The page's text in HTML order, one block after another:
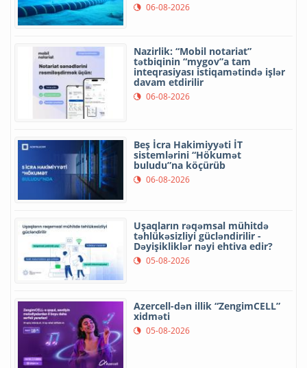
06-08-2026
Nazirlik: “Mobil notariat”
tətbiqinin “mygov”a tam
inteqrasiyası istiqamətində işlər
davam etdirilir
06-08-2026
Beş İcra Hakimiyyəti İT
sistemlərini “Hökumət
buludu”na köçürüb
06-08-2026
Uşaqların rəqəmsal mühitdə
təhlükəsizliyi gücləndirilir -
Dəyişikliklər nəyi ehtiva edir?
05-08-2026
Azercell-dən illik “ZengimCELL”
xidməti
05-08-2026